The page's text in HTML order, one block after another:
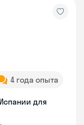
4 года опыта
для